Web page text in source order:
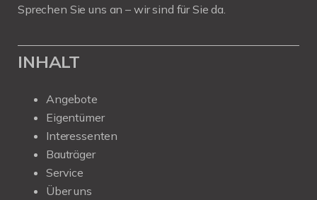
Sprechen Sie uns an – wir sind für Sie da.
INHALT
Angebote
Eigentümer
Interessenten
Bauträger
Service
Über uns